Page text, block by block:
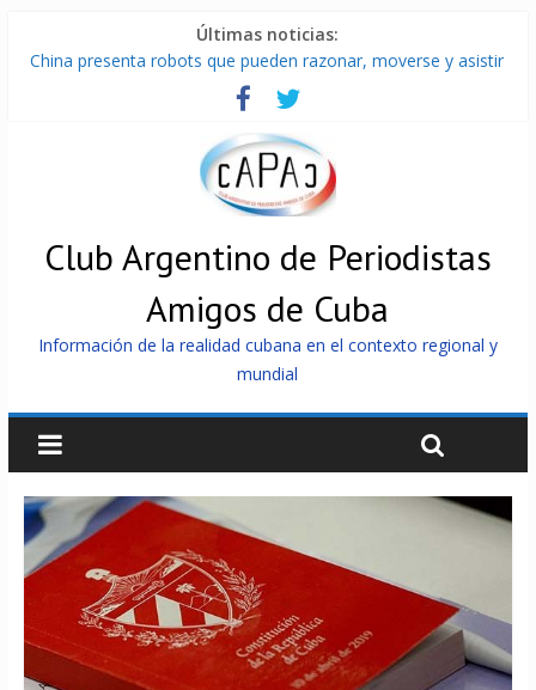
Últimas noticias:
China presenta robots que pueden razonar, moverse y asistir
Nuevas sanciones de EEUU contra Cuba apuntan a la
cooperación militar con Rusia y China
Brutal represión contra los que marchan para que no se
Distribuyen en Cuba Equipos fotovoltaicos recibidos desde
Argentina
Milei firmó memorándum con EE.UU sin informarlo
Club Argentino de Periodistas
Amigos de Cuba
Información de la realidad cubana en el contexto regional y
mundial